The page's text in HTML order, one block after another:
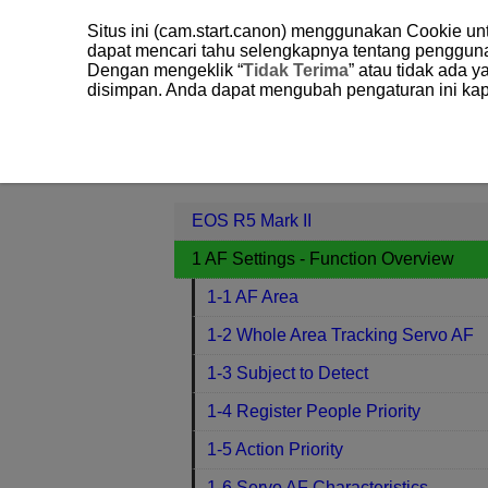
EOS R5 Mark II 1 AF Settings -
EOS R5 Mark II
1 AF Settings - Function Overview
1-1 AF Area
1-2 Whole Area Tracking Servo AF
1-3 Subject to Detect
1-4 Register People Priority
1-5 Action Priority
Situs ini (cam.start.canon) menggunakan Cookie
dapat mencari tahu selengkapnya tentang
Dengan mengeklik “Tidak Terima” atau tidak ada
disimpan. Anda dapat mengubah pengaturan ini